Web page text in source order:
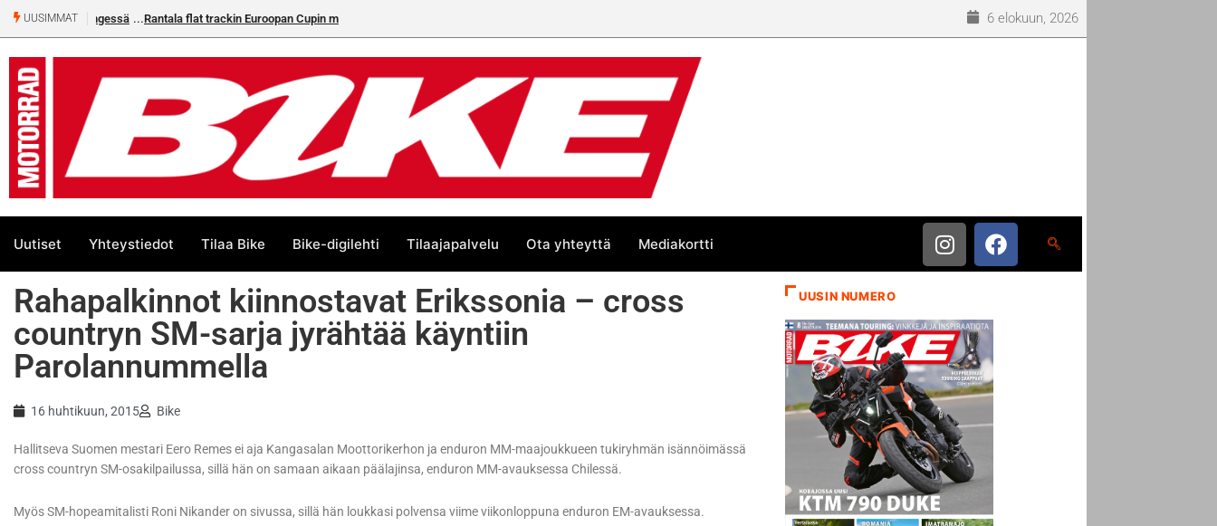
UUSIMMAT Rantala flat trackin Euroopan Cupin mestari 6 elokuun, 2026
Uutiset Yhteystiedot Tilaa Bike Bike-digilehti Tilaajapalvelu Ota yhteyttä Mediakortti
Rahapalkinnot kiinnostavat Erikssonia – cross
countryn SM-sarja jyrähtää käyntiin
Parolannummella
16 huhtikuun, 2015 Bike
Hallitseva Suomen mestari Eero Remes ei aja Kangasalan Moottorikerhon ja enduron MM-maajoukkueen tukiryhmän isännöimässä
cross countryn SM-osakilpailussa, sillä hän on samaan aikaan päälajinsa, enduron MM-avauksessa Chilessä.
Myös SM-hopeamitalisti Roni Nikander on sivussa, sillä hän loukkasi polvensa viime viikonloppuna enduron EM-avauksessa.
UUSIN NUMERO